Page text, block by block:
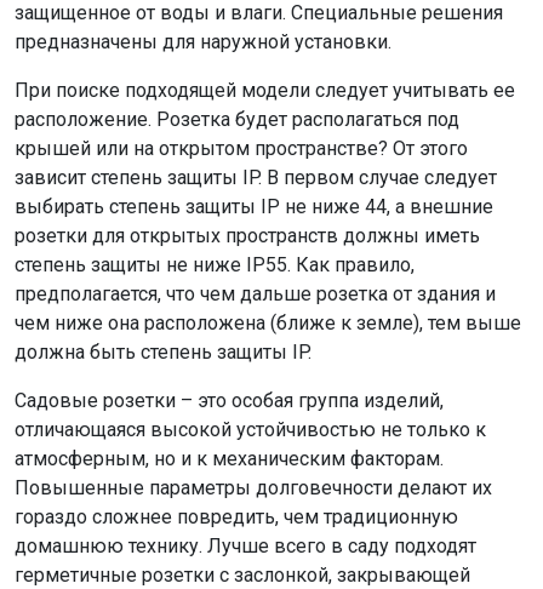
защищенное от воды и влаги. Специальные решения
предназначены для наружной установки.
При поиске подходящей модели следует учитывать ее
расположение. Розетка будет располагаться под
крышей или на открытом пространстве? От этого
зависит степень защиты IP. В первом случае следует
выбирать степень защиты IP не ниже 44, а внешние
розетки для открытых пространств должны иметь
степень защиты не ниже IP55. Как правило,
предполагается, что чем дальше розетка от здания и
чем ниже она расположена (ближе к земле), тем выше
должна быть степень защиты IP.
Садовые розетки – это особая группа изделий,
отличающаяся высокой устойчивостью не только к
атмосферным, но и к механическим факторам.
Повышенные параметры долговечности делают их
гораздо сложнее повредить, чем традиционную
домашнюю технику. Лучше всего в саду подходят
герметичные розетки с заслонкой, закрывающей